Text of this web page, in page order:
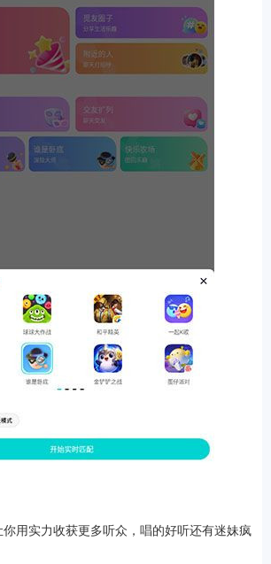
用实力收获更多听众，唱的好听还有迷妹疯